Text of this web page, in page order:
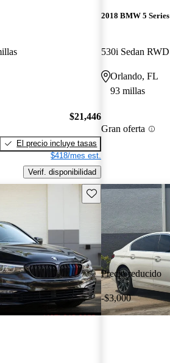
$21,446
El precio incluye tasas
$418/mes est.
Verif. disponibilidad
2018 BMW 5 Series
530i Sedan RWD
Orlando, FL
93 millas
Gran oferta
Guarda este Aviso
Precio reducido
-$3,000